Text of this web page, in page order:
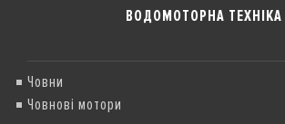
ВОДОМОТОРНА ТЕХНІКА
Човни
Човнові мотори